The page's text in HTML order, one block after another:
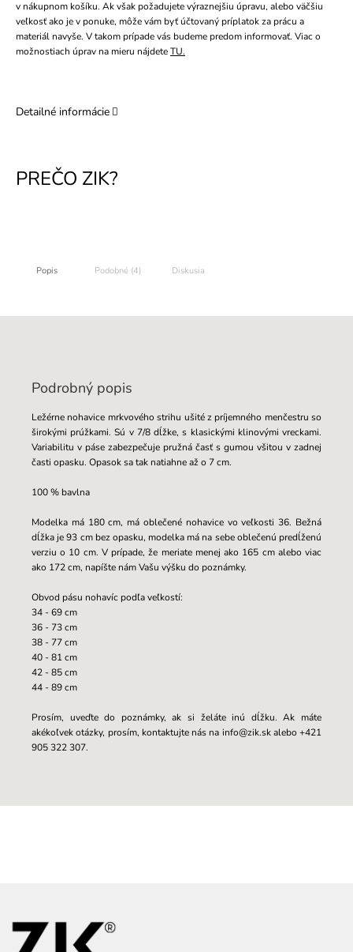
v nákupnom košíku. Ak však požadujete výraznejšiu úpravu, alebo väčšiu
veľkosť ako je v ponuke, môže vám byť účtovaný príplatok za prácu a
materiál navyše. V takom prípade vás budeme predom informovať. Viac o
možnostiach úprav na mieru nájdeteTU.
Detailné informácie
Popis Podobné (4) Diskusia
Podrobný popis
Ležérne nohavice mrkvového strihu ušité z príjemného menčestru so
širokými prúžkami. Sú v 7/8 dĺžke, s klasickými klinovými vreckami.
Variabilitu v páse zabezpečuje pružná časť s gumou všitou v zadnej
časti opasku. Opasok sa tak natiahne až o 7 cm.
100 % bavlna
Modelka má 180 cm, má oblečené nohavice vo veľkosti 36. Bežná
dĺžka je 93 cm bez opasku, modelka má na sebe oblečenú predĺženú
verziu o 10 cm. V prípade, že meriate menej ako 165 cm alebo viac
ako 172 cm, napíšte nám Vašu výšku do poznámky.
Obvod pásu nohavíc podľa veľkostí:
34 - 69 cm
36 - 73 cm
38 - 77 cm
40 - 81 cm
42 - 85 cm
44 - 89 cm
Prosím, uveďte do poznámky, ak si želáte inú dĺžku. Ak máte
akékoľvek otázky, prosím, kontaktujte nás na info@zik.sk alebo +421
905 322 307.